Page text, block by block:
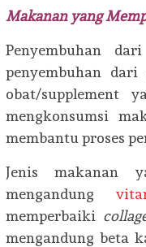
Makanan yang
Penyembuhan
penyembuhan dari
obat/supplement
mengkonsumsi
membantu proses
Jenis makanan
mengandung
memperbaiki
mengandung beta